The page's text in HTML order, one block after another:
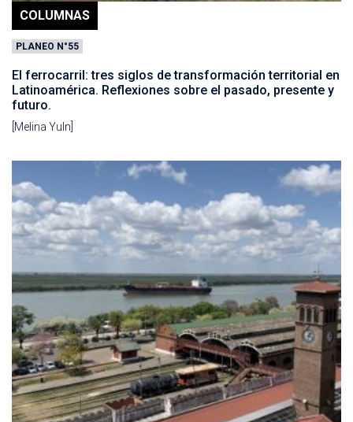
COLUMNAS
PLANEO N°55
El ferrocarril: tres siglos de transformación territorial en
Latinoamérica. Reflexiones sobre el pasado, presente y
futuro.
[Melina Yuln]